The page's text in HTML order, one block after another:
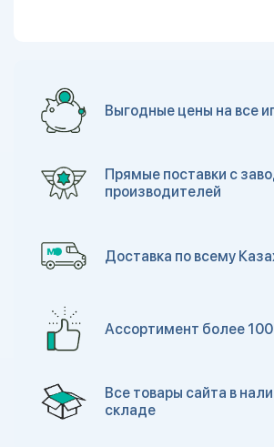
Выгодные цены на все
Прямые поставки с
производителей
Доставка по всему
Ассортимент более
Все товары сайта в
складе